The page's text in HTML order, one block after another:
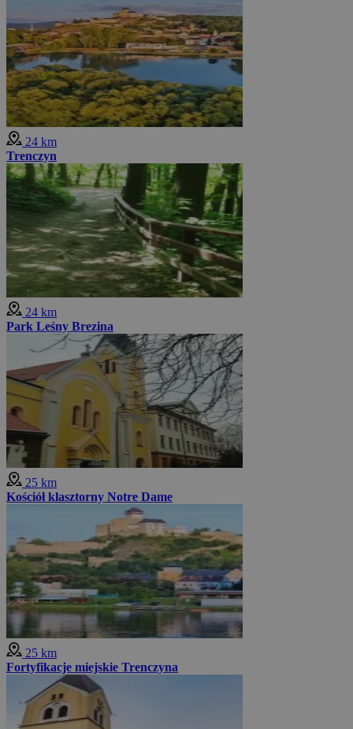
24 km
Trenczyn
24 km
Park Leśny Brezina
25 km
Kościół klasztorny Notre Dame
25 km
Fortyfikacje miejskie Trenczyna